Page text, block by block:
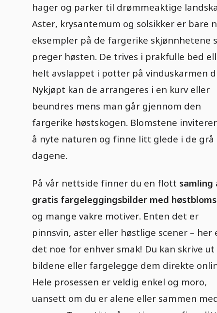
hager og parker til drømmeaktige
Aster, krysantemum og solsikker er bare
eksempler på de fargerike skjønnhetene
preger høsten. De trives i prakfulle bed
helt avslappet i potter på vinduskarmen
Nykjøpt kan de arrangeres i en kurv eller
beundres mens man går gjennom den
fargerike høstskogen. Blomstene
å nyte naturen og finne litt glede i de grå
dagene.
På vår nettside finner du en flott samling
gratis fargeleggingsbilder med
og mange vakre motiver. Enten det er
pinnsvin, aster eller høstlige scener – her
det noe for enhver smak! Du kan skrive ut
bildene eller fargelegge dem direkte
Hele prosessen er veldig enkel og moro,
uansett om du er alene eller sammen